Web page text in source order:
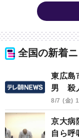
全国の新着
東広島
男 殺
8/7 (金)
京大病
自ら